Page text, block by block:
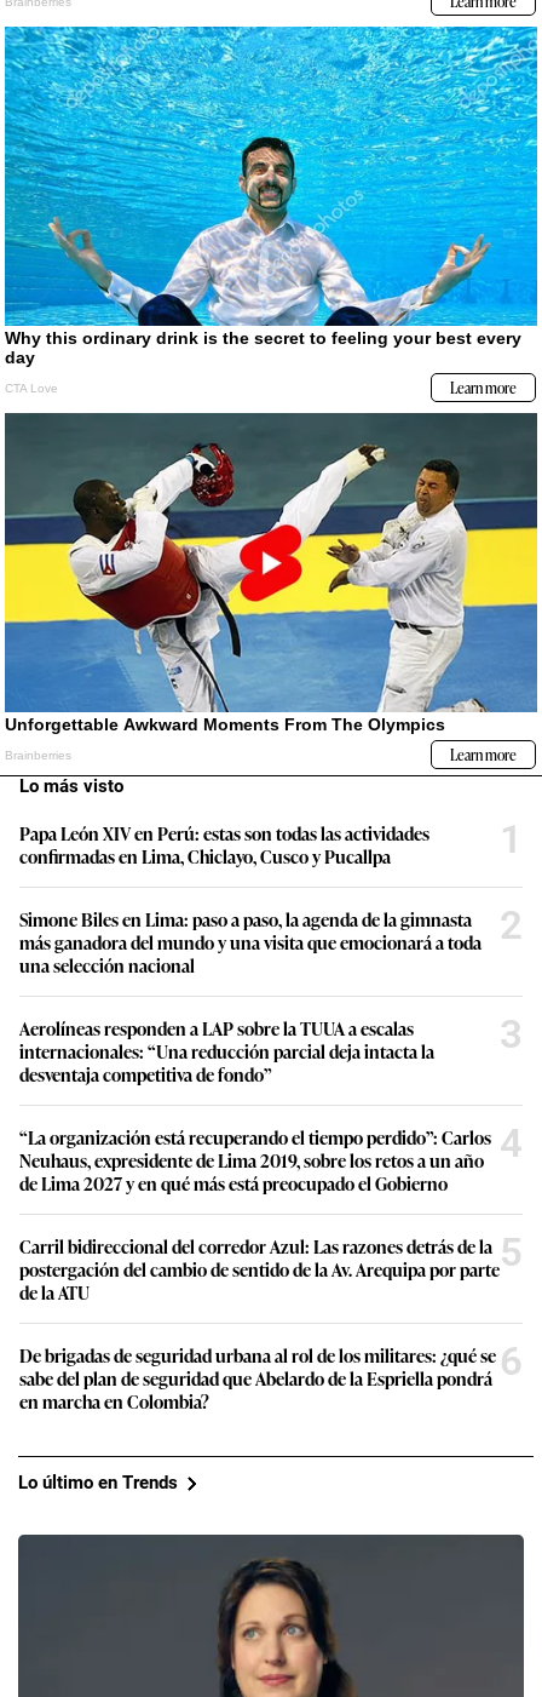
Lo más visto
Papa León XIV en Perú: estas son todas las actividades
confirmadas en Lima, Chiclayo, Cusco y Pucallpa
1
Simone Biles en Lima: paso a paso, la agenda de la gimnasta
más ganadora del mundo y una visita que emocionará a toda
una selección nacional
2
Aerolíneas responden a LAP sobre la TUUA a escalas
internacionales: “Una reducción parcial deja intacta la
desventaja competitiva de fondo”
3
“La organización está recuperando el tiempo perdido”: Carlos
Neuhaus, expresidente de Lima 2019, sobre los retos a un año
de Lima 2027 y en qué más está preocupado el Gobierno
4
Carril bidireccional del corredor Azul: Las razones detrás de la
postergación del cambio de sentido de la Av. Arequipa por parte
de la ATU
5
De brigadas de seguridad urbana al rol de los militares: ¿qué se
sabe del plan de seguridad que Abelardo de la Espriella pondrá
en marcha en Colombia?
6
Lo último en Trends